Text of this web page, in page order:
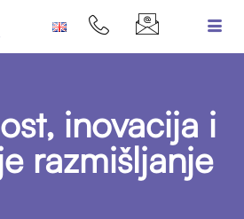
inovacija i
razmišljanje